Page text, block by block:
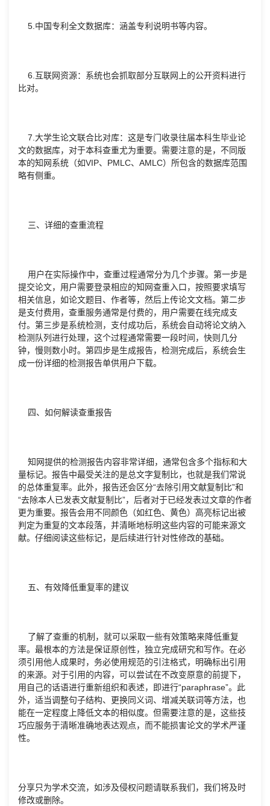
5.中国专利全文数据库：涵盖专利说明书等内容。
6.互联网资源：系统也会抓取部分互联网上的公开资料进行
比对。
7.大学生论文联合比对库：这是专门收录往届本科生毕业论
文的数据库，对于本科查重尤为重要。需要注意的是，不同版
本的知网系统（如VIP、PMLC、AMLC）所包含的数据库范围
略有侧重。
三、详细的查重流程
用户在实际操作中，查重过程通常分为几个步骤。第一步是
提交论文，用户需要登录相应的知网查重入口，按照要求填写
相关信息，如论文题目、作者等，然后上传论文文档。第二步
是支付费用，查重服务通常是付费的，用户需要在线完成支
付。第三步是系统检测，支付成功后，系统会自动将论文纳入
检测队列进行处理，这个过程通常需要一段时间，快则几分
钟，慢则数小时。第四步是生成报告，检测完成后，系统会生
成一份详细的检测报告单供用户下载。
四、如何解读查重报告
知网提供的检测报告内容非常详细，通常包含多个指标和大
量标记。报告中最受关注的是总文字复制比，也就是我们常说
的总体重复率。此外，报告还会区分“去除引用文献复制比”和
“去除本人已发表文献复制比”，后者对于已经发表过文章的作者
更为重要。报告会用不同颜色（如红色、黄色）高亮标记出被
判定为重复的文本段落，并清晰地标明这些内容的可能来源文
献。仔细阅读这些标记，是后续进行针对性修改的基础。
五、有效降低重复率的建议
了解了查重的机制，就可以采取一些有效策略来降低重复
率。最根本的方法是保证原创性，独立完成研究和写作。在必
须引用他人成果时，务必使用规范的引注格式，明确标出引用
的来源。对于引用的内容，可以尝试在不改变原意的前提下，
用自己的话语进行重新组织和表述，即进行“paraphrase”。此
外，适当调整句子结构、更换同义词、增减关联词等方法，也
能在一定程度上降低文本的相似度。但需要注意的是，这些技
巧应服务于清晰准确地表达观点，而不能损害论文的学术严谨
性。
分享只为学术交流，如涉及侵权问题请联系我们，我们将及时
修改或删除。